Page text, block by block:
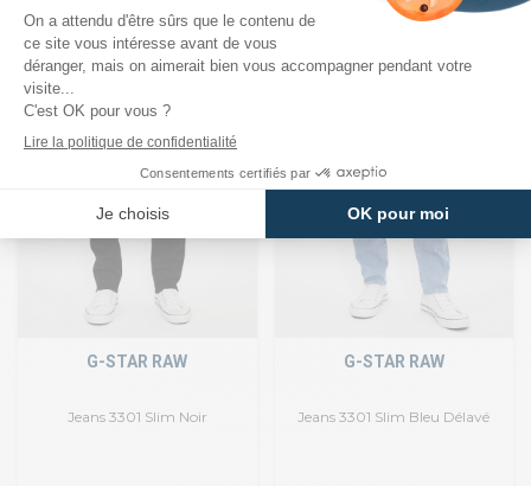
Jeans 3301 Slim Noir
G-STAR RAW
Jeans 3301 Slim Bleu Délavé
G-STAR RAW